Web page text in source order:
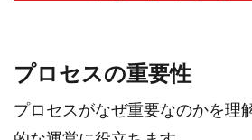
プロセスの重要性
プロセスがなぜ重要なのかを理